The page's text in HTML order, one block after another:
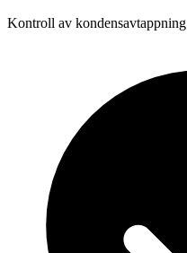
Kontroll av kondensavtappning